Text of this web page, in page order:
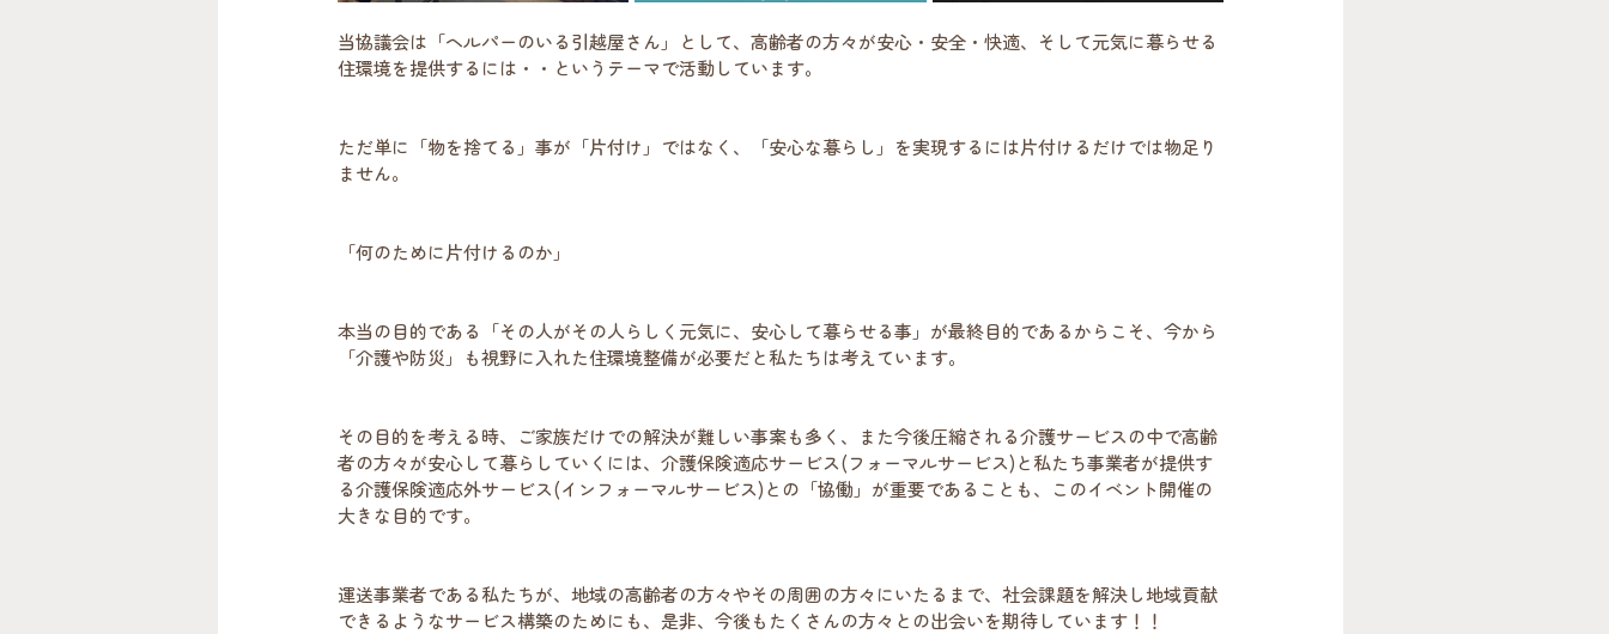
当協議会は「ヘルパーのいる引越屋さん」として、高齢者の方々が安心・安全・快適、そして元気に暮らせる
住環境を提供するには・・というテーマで活動しています。
ただ単に「物を捨てる」事が「片付け」ではなく、「安心な暮らし」を実現するには片付けるだけでは物足り
ません。
「何のために片付けるのか」
本当の目的である「その人がその人らしく元気に、安心して暮らせる事」が最終目的であるからこそ、今から
「介護や防災」も視野に入れた住環境整備が必要だと私たちは考えています。
その目的を考える時、ご家族だけでの解決が難しい事案も多く、また今後圧縮される介護サービスの中で高齢
者の方々が安心して暮らしていくには、介護保険適応サービス(フォーマルサービス)と私たち事業者が提供す
る介護保険適応外サービス(インフォーマルサービス)との「協働」が重要であることも、このイベント開催の
大きな目的です。
運送事業者である私たちが、地域の高齢者の方々やその周囲の方々にいたるまで、社会課題を解決し地域貢献
できるようなサービス構築のためにも、是非、今後もたくさんの方々との出会いを期待しています！！